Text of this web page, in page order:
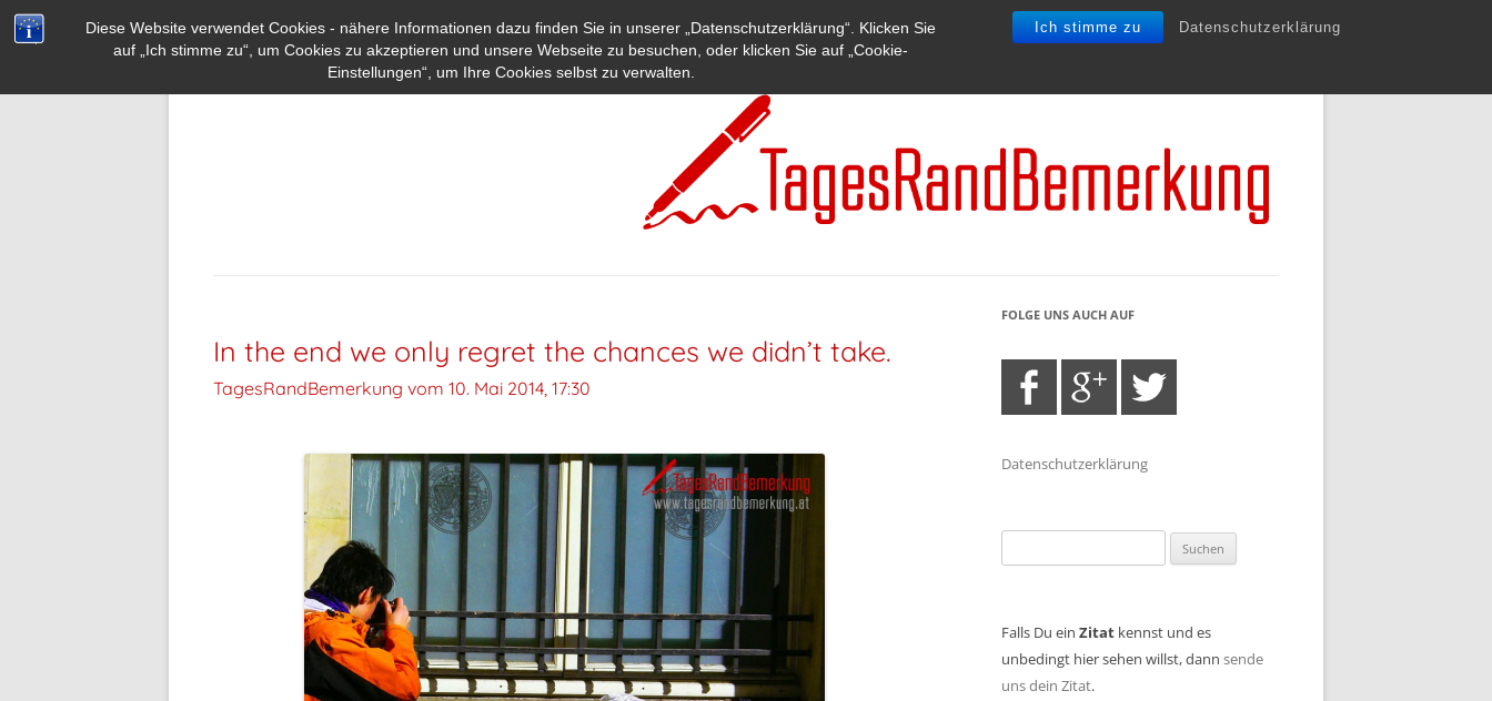
Diese Website verwendet Cookies - nähere Informationen dazu finden Sie in unserer „Datenschutzerklärung“. Klicken Sie
auf „Ich stimme zu“, um Cookies zu akzeptieren und unsere Webseite zu besuchen, oder klicken Sie auf „Cookie-
Einstellungen“, um Ihre Cookies selbst zu verwalten.
Ich stimme zu Datenschutzerklärung
In the end we only regret the chances we didn’t take.
TagesRandBemerkung vom 10. Mai 2014, 17:30
FOLGE UNS AUCH AUF
Datenschutzerklärung
nach:
Falls Du ein Zitat kennst und es
unbedingt hier sehen willst, dann sende
uns dein Zitat.